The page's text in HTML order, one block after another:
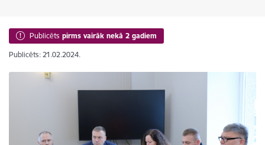
Publicēts pirms vairāk nekā 2 gadiem
Publicēts: 21.02.2024.